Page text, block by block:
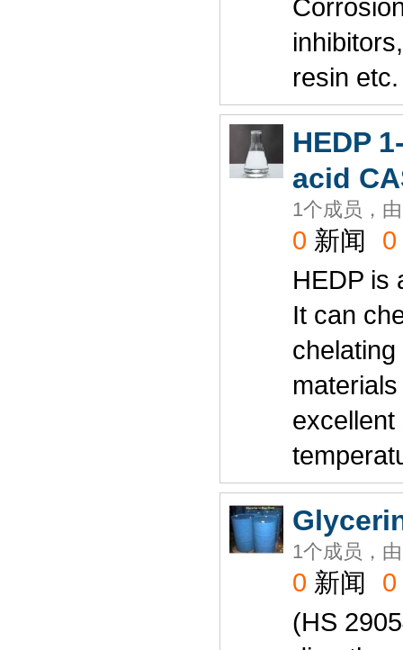
resin etc.
HEDP
acid
1个成员，由
0 新闻 0
HEDP is
It can
excellent
1个成员，由
0 新闻 0
(HS